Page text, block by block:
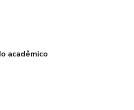
acadêmico